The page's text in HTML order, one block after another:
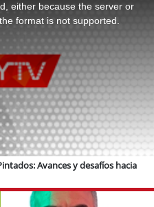
either because the server or
format is not supported.
Avances y desafíos hacia